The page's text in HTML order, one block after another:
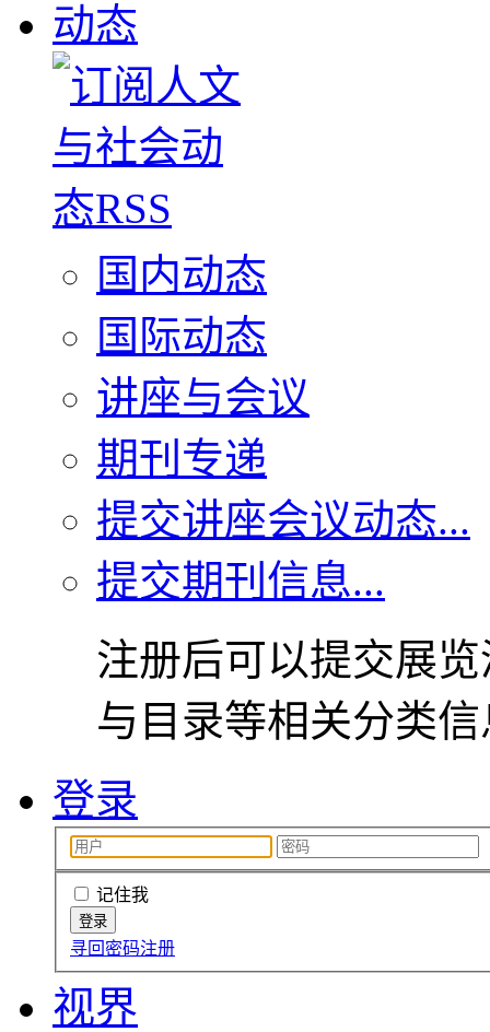
动态
国内动态
国际动态
讲座与会议
期刊专递
提交讲座会议动态...
提交期刊信息...
注册后可以提交展
与目录等相关分类
登录
记住我
寻回密码注册
视界